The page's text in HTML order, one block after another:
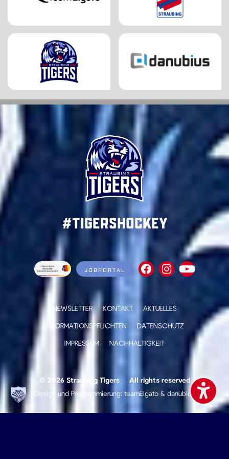
#TigersHockey
JOBPORTAL
NEWSLETTER KONTAKT
AKTUELLES
INFORMATIONSPFLICHTEN
DATENSCHUTZ
IMPRESSUM
NACHHALTIGKEIT
© 2026 Straubing Tigers | All rights reserved
Design und Programmierung: teamElgato & danubius